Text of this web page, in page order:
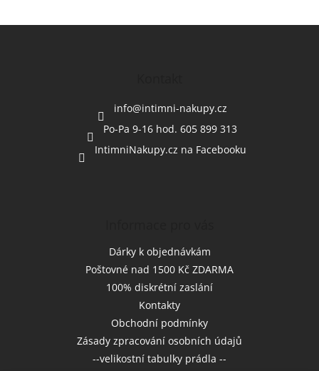
info@intimni-nakupy.cz
Po-Pa 9-16 hod. 605 899 313
IntimniNakupy.cz na Facebooku
Dárky k objednávkám
Poštovné nad 1500 Kč ZDARMA
100% diskrétní zaslání
Kontakty
Obchodní podmínky
Zásady zpracování osobních údajů
--velikostní tabulky prádla --